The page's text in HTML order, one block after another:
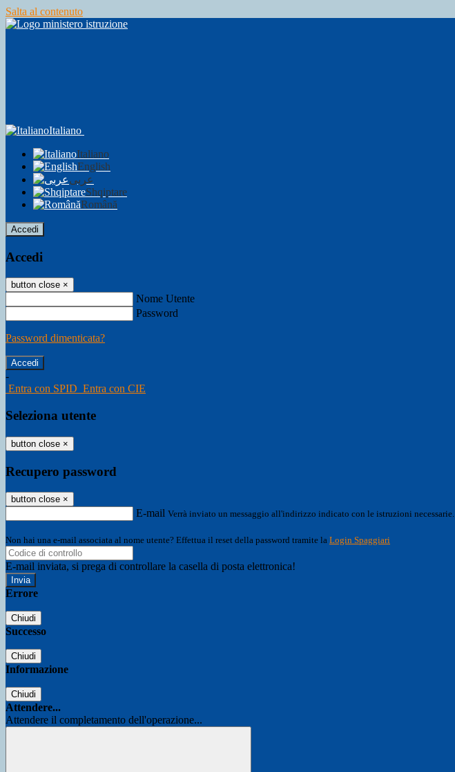
Salta al contenuto
Italiano
Italiano
English
عربى
Shqiptare
Română
Accedi
Accedi
button close ×
Nome Utente
Password
Password dimenticata?
-
Entra con SPID Entra con CIE
Seleziona utente
button close ×
Recupero password
button close ×
E-mail Verrà inviato un messaggio all'indirizzo indicato con le istruzioni necessarie.
Non hai una e-mail associata al nome utente? Effettua il reset della password tramite la Login Spaggiari
E-mail inviata, si prega di controllare la casella di posta elettronica!
Errore
Chiudi
Successo
Chiudi
Informazione
Chiudi
Attendere...
Attendere il completamento dell'operazione...